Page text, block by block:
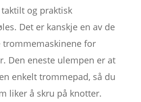
og praktisk
Det er kanskje en av de
trommemaskinene for
Den eneste ulempen er at
enkelt trommepad, så du
liker å skru på knotter.